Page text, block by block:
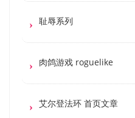
耻辱系列
肉鸽游戏 roguelike
艾尔登法环 首页文章